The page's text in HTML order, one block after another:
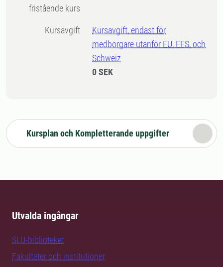
fristående kurs
Kursavgift
Kursavgift, endast för
medborgare utanför EU, EES, och
Schweiz
0 SEK
Kursplan och Kompletterande uppgifter
Utvalda ingångar
SLU-biblioteket
Fakulteter och institutioner